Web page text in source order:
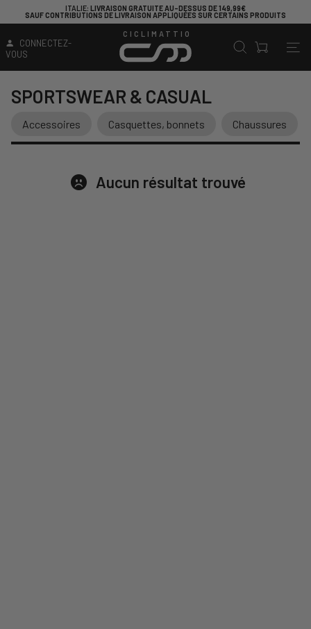
ITALIE: LIVRAISON GRATUITE AU-DESSUS DE 149,99€
SAUF CONTRIBUTIONS DE LIVRAISON APPLIQUÉES SUR CERTAINS PRODUITS
CONNECTEZ-
VOUS
CICLIMATTIO
SPORTSWEAR & CASUAL
Accessoires Casquettes, bonnets Chaussures
Aucun résultat trouvé